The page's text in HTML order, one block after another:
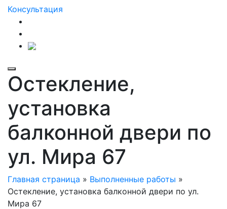
Консультация
Остекление,
установка
балконной двери по
ул. Мира 67
Главная страница » Выполненные работы »
Остекление, установка балконной двери по ул.
Мира 67